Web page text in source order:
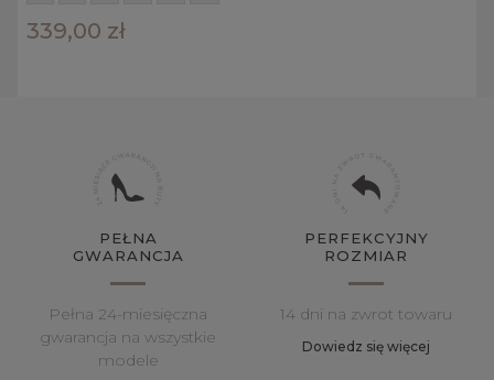
339,00 zł
PEŁNA
GWARANCJA
Pełna 24-miesięczna
gwarancja na wszystkie
modele
PERFEKCYJNY
ROZMIAR
14 dni na zwrot towaru
Dowiedz się więcej